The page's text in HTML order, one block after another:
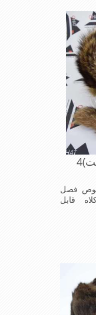
رو
فصل
قابل
58-59می باشد(فری
ساتن